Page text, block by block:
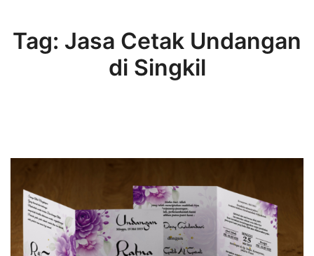
Tag: Jasa Cetak Undangan
di Singkil